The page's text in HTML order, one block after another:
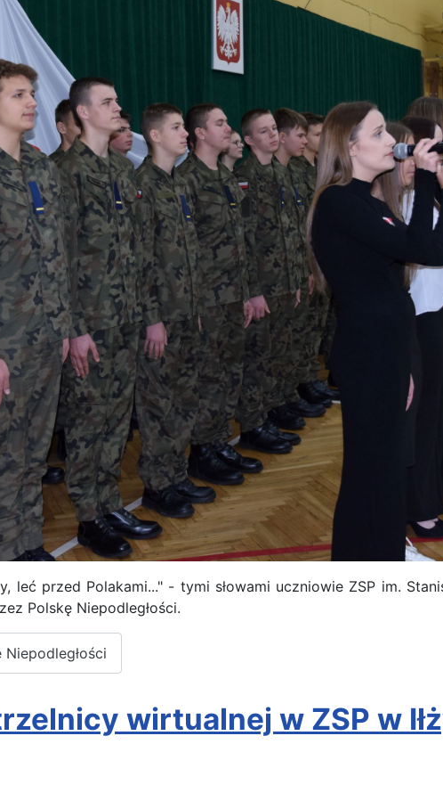
leć przed Polakami..." - tymi słowami uczniowie ZSP im.
Polskę Niepodległości.
wirtualnej w ZSP w